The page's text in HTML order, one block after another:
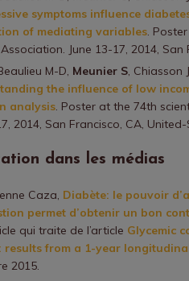
symptoms influence
of mediating variables.
June 13-17, 2014,
M-D, Meunier S, Chiasson
the influence of low
analysis. Poster at the 74th
2014, San Francisco, CA,
dans les médias
Caza, Diabète: le pouvoir
permet d’obtenir un bon
qui traite de l’article Glycemic
results from a 1-year
2015.